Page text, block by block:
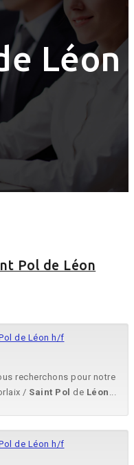
Léon
Pol de Léon
de Léon h/f
recherchons pour notre
/ Saint Pol de Léon ...
de Léon h/f